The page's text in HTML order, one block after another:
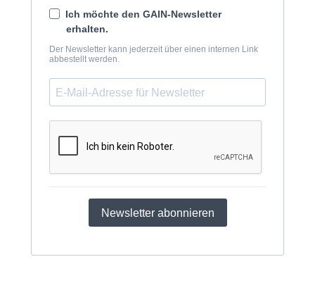
Ich möchte den GAIN-Newsletter
erhalten.
Der Newsletter kann jederzeit über einen internen Link
abbestellt werden.
Newsletter abonnieren